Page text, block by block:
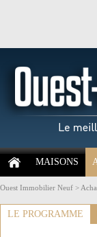
MAISONS
Ouest Immobilier Neuf >
LE PROGRAMME